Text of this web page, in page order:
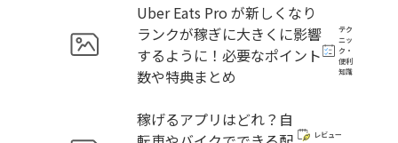
Uber Eats Pro が新しくなり
ランクが稼ぎに大きくに影響
するように！必要なポイント
数や特典まとめ
テク
ニッ
ク・
便利
知識
稼げるアプリはどれ？自
レビュー